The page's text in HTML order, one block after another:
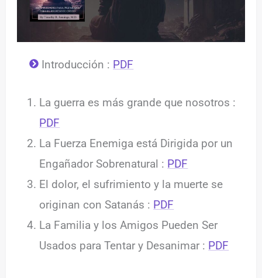
Introducción : PDF
La guerra es más grande que nosotros :
PDF
La Fuerza Enemiga está Dirigida por un
Engañador Sobrenatural : PDF
El dolor, el sufrimiento y la muerte se
originan con Satanás : PDF
La Familia y los Amigos Pueden Ser
Usados para Tentar y Desanimar : PDF